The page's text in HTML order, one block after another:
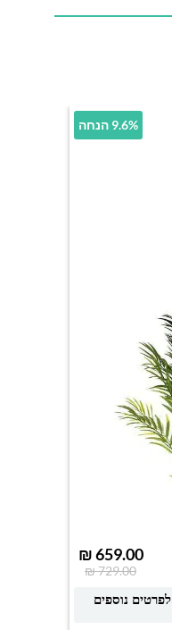
9.6% הנחה
₪729.00
₪659.00
לפרטים נוספים